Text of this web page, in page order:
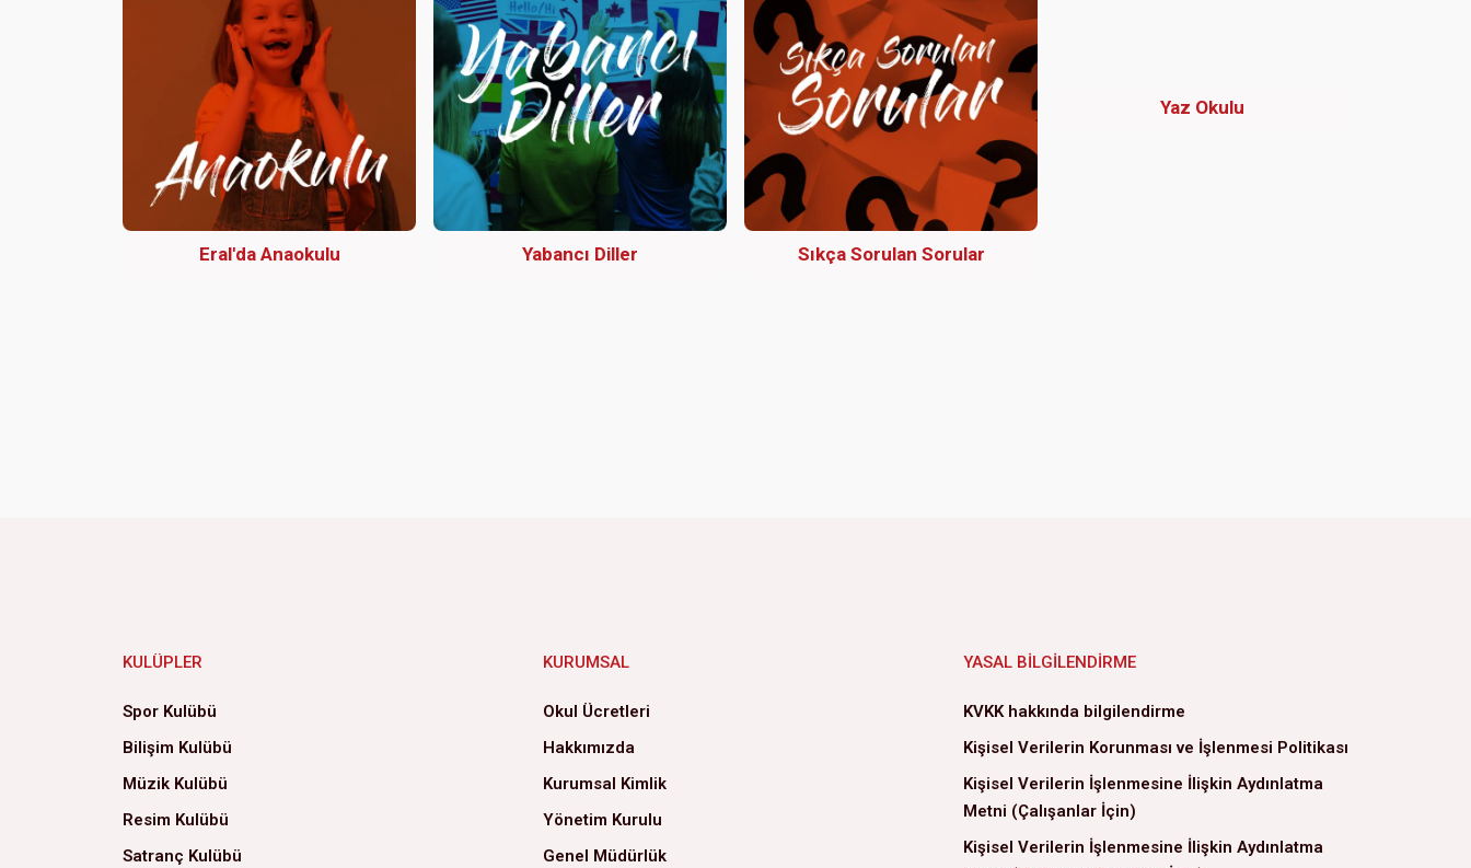
Eral'da Anaokulu Yabancı Diller Sıkça Sorulan Sorular
Yaz Okulu
KULÜPLER
Spor Kulübü
Bilişim Kulübü
Müzik Kulübü
Resim Kulübü
Satranç Kulübü
KURUMSAL
Okul Ücretleri
Hakkımızda
Kurumsal Kimlik
Yönetim Kurulu
Genel Müdürlük
YASAL BILGILENDIRME
KVKK hakkında bilgilendirme
Kişisel Verilerin Korunması ve İşlenmesi Politikası
Kişisel Verilerin İşlenmesine İlişkin Aydınlatma
Metni (Çalışanlar İçin)
Kişisel Verilerin İşlenmesine İlişkin Aydınlatma